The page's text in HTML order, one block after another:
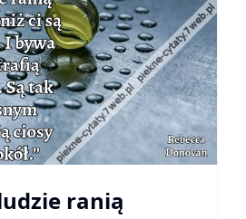
ranią